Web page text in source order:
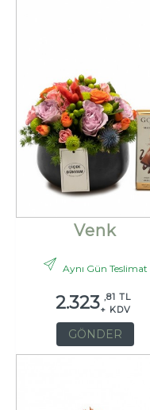
Venk
Aynı Gün Teslimat
2.323 ,81 TL
+ KDV
GÖNDER